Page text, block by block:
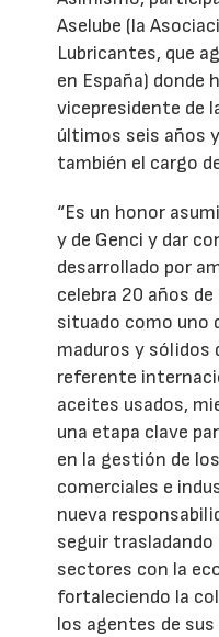
Aselube (la
Lubricantes, que
en España) donde
vicepresidente de
últimos seis años
también el cargo
“Es un honor
y de Genci y dar
desarrollado por
celebra 20 años
situado como uno
maduros y sólidos
referente
aceites usados,
una etapa clave
en la gestión de
comerciales e
nueva
seguir
sectores con la
fortaleciendo la
los agentes de